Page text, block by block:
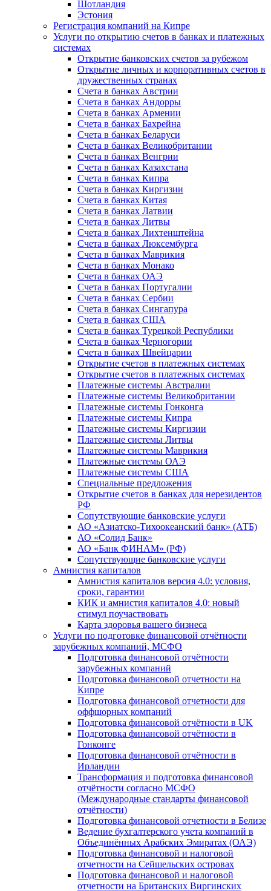
Шотландия
Эстония
Регистрация компаний на Кипре
Услуги по открытию счетов в банках и платежных
системах
Открытие банковских счетов за рубежом
Открытие личных и корпоративных счетов в
дружественных странах
Счета в банках Австрии
Счета в банках Андорры
Счета в банках Армении
Счета в банках Бахрейна
Счета в банках Беларуси
Счета в банках Великобритании
Счета в банках Венгрии
Счета в банках Казахстана
Счета в банках Кипра
Счета в банках Киргизии
Счета в банках Китая
Счета в банках Латвии
Счета в банках Литвы
Счета в банках Лихтенштейна
Счета в банках Люксембурга
Счета в банках Маврикия
Счета в банках Монако
Счета в банках ОАЭ
Счета в банках Португалии
Счета в банках Сербии
Счета в банках Сингапура
Счета в банках США
Счета в банках Турецкой Республики
Счета в банках Черногории
Счета в банках Швейцарии
Открытие счетов в платежных системах
Открытие счетов в платежных системах
Платежные системы Австралии
Платежные системы Великобритании
Платежные системы Гонконга
Платежные системы Кипра
Платежные системы Киргизии
Платежные системы Литвы
Платежные системы Маврикия
Платежные системы ОАЭ
Платежные системы США
Специальные предложения
Открытие счетов в банках для нерезидентов
РФ
Сопутствующие банковские услуги
АО «Азиатско-Тихоокеанский банк» (АТБ)
АО «Солид Банк»
АО «Банк ФИНАМ» (РФ)
Сопутствующие банковские услуги
Амнистия капиталов
Амнистия капиталов версия 4.0: условия,
сроки, гарантии
КИК и амнистия капиталов 4.0: новый
стимул поучаствовать
Карта здоровья вашего бизнеса
Услуги по подготовке финансовой отчётности
зарубежных компаний, МСФО
Подготовка финансовой отчётности
зарубежных компаний
Подготовка финансовой отчетности на
Кипре
Подготовка финансовой отчетности для
оффшорных компаний
Подготовка финансовой отчётности в UK
Подготовка финансовой отчётности в
Гонконге
Подготовка финансовой отчётности в
Ирландии
Трансформация и подготовка финансовой
отчётности согласно МСФО
(Международные стандарты финансовой
отчётности)
Подготовка финансовой отчетности в Белизе
Ведение бухгалтерского учета компаний в
Объединённых Арабских Эмиратах (ОАЭ)
Подготовка финансовой и налоговой
отчетности на Сейшельских островах
Подготовка финансовой и налоговой
отчетности на Британских Виргинских